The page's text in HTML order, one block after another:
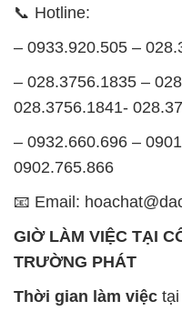
📞 Hotline:
– 0933.920.505 –
– 028.3756.1835 –
028.3756.1841-
– 0932.660.696 –
0902.765.866
📧 Email:
GIỜ LÀM VIỆC TẠI
TRƯỜNG PHÁT
Thời gian làm việc